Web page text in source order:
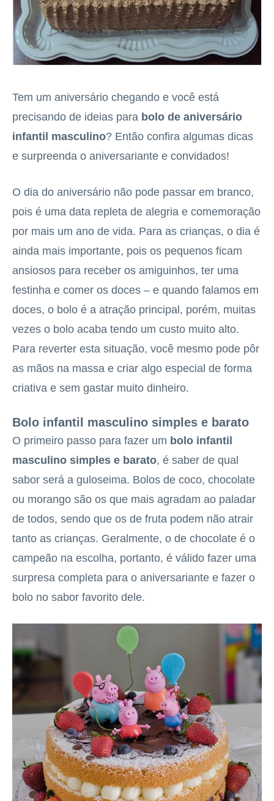
Tem um aniversário chegando e você está
precisando de ideias para bolo de aniversário
infantil masculino? Então confira algumas dicas
e surpreenda o aniversariante e convidados!
O dia do aniversário não pode passar em branco,
pois é uma data repleta de alegria e comemoração
por mais um ano de vida. Para as crianças, o dia é
ainda mais importante, pois os pequenos ficam
ansiosos para receber os amiguinhos, ter uma
festinha e comer os doces – e quando falamos em
doces, o bolo é a atração principal, porém, muitas
vezes o bolo acaba tendo um custo muito alto.
Para reverter esta situação, você mesmo pode pôr
as mãos na massa e criar algo especial de forma
criativa e sem gastar muito dinheiro.
Bolo infantil masculino simples e barato
O primeiro passo para fazer um bolo infantil
masculino simples e barato, é saber de qual
sabor será a guloseima. Bolos de coco, chocolate
ou morango são os que mais agradam ao paladar
de todos, sendo que os de fruta podem não atrair
tanto as crianças. Geralmente, o de chocolate é o
campeão na escolha, portanto, é válido fazer uma
surpresa completa para o aniversariante e fazer o
bolo no sabor favorito dele.